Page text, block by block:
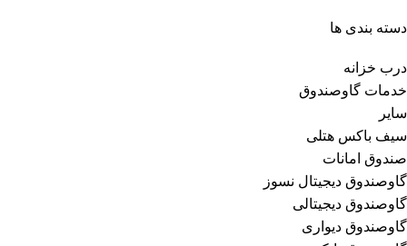
دسته بندی ها
درب خزانه
خدمات گاوصندوق
سایر
سیف باکس هتلی
صندوق امانات
گاوصندوق دیجیتال نسوز
گاوصندوق دیجیتالی
گاوصندوق دیواری